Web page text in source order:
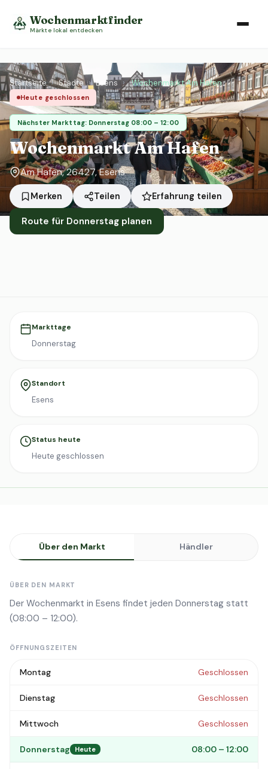
Wochenmarktfinder
Märkte lokal entdecken
Startseite › Städte › Esens › Wochenmarkt Am Hafen
Heute geschlossen
Nächster Markttag: Donnerstag 08:00 – 12:00
Wochenmarkt Am Hafen
Am Hafen, 26427, Esens
Merken Teilen Erfahrung teilen
Route für Donnerstag planen
Markttage
Donnerstag
Standort
Esens
Status heute
Heute geschlossen
Über den Markt Händler
ÜBER DEN MARKT
Der Wochenmarkt in Esens findet jeden Donnerstag statt
(08:00 – 12:00).
ÖFFNUNGSZEITEN
Montag Geschlossen
Dienstag Geschlossen
Mittwoch Geschlossen
Donnerstag Heute 08:00 – 12:00